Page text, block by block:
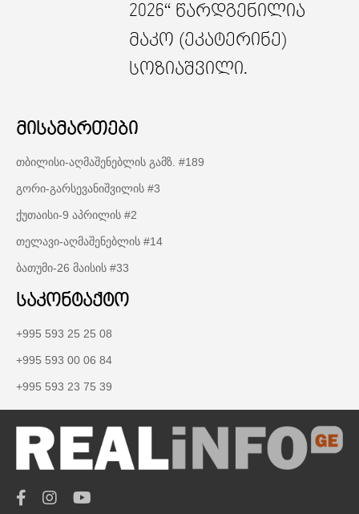
2026“ წარდგენილია
მაკო (ეკატერინე)
სოზიაშვილი.
მისამართები
თბილისი-აღმაშენებლის გამზ. #189
გორი-გარსევანიშვილის #3
ქუთაისი-9 აპრილის #2
თელავი-აღმაშენებლის #14
ბათუმი-26 მაისის #33
საკონტაქტო
+995 593 25 25 08
+995 593 00 06 84
+995 593 23 75 39